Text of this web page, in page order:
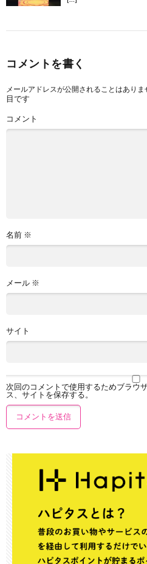
コメントを書く
メールアドレスが公開されることはありま
目です
コメント
名前 ※
メール ※
サイト
次回のコメントで使用するためブラウ
ス、サイトを保存する。